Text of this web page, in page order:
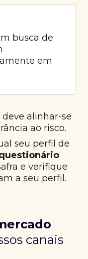
busca de
em
alinhar-se
ao risco.
seu perfil de
e verifique
a seu perfil.
canais